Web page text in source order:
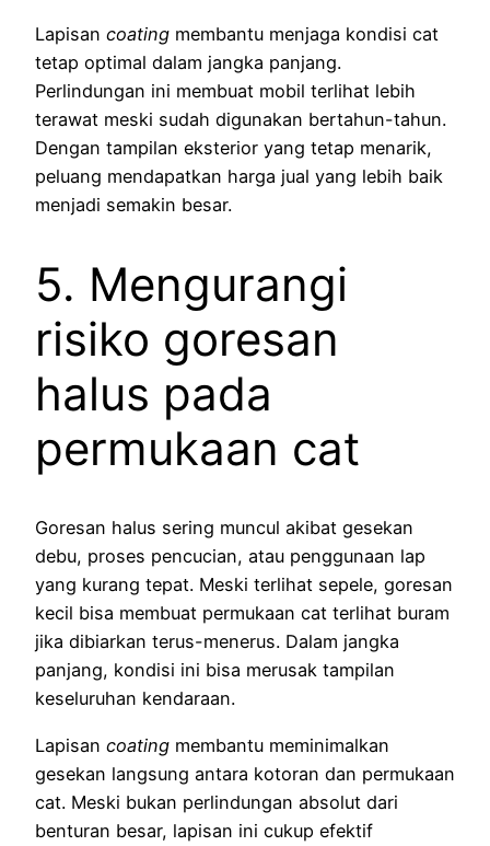
Lapisan coating membantu menjaga kondisi cat
tetap optimal dalam jangka panjang.
Perlindungan ini membuat mobil terlihat lebih
terawat meski sudah digunakan bertahun-tahun.
Dengan tampilan eksterior yang tetap menarik,
peluang mendapatkan harga jual yang lebih baik
menjadi semakin besar.
5. Mengurangi
risiko goresan
halus pada
permukaan cat
Goresan halus sering muncul akibat gesekan
debu, proses pencucian, atau penggunaan lap
yang kurang tepat. Meski terlihat sepele, goresan
kecil bisa membuat permukaan cat terlihat buram
jika dibiarkan terus-menerus. Dalam jangka
panjang, kondisi ini bisa merusak tampilan
keseluruhan kendaraan.
Lapisan coating membantu meminimalkan
gesekan langsung antara kotoran dan permukaan
cat. Meski bukan perlindungan absolut dari
benturan besar, lapisan ini cukup efektif